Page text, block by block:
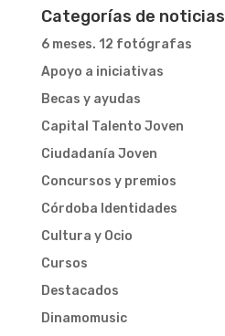
Categorías de noticias
6 meses. 12 fotógrafas
Apoyo a iniciativas
Becas y ayudas
Capital Talento Joven
Ciudadanía Joven
Concursos y premios
Córdoba Identidades
Cultura y Ocio
Cursos
Destacados
Dinamomusic